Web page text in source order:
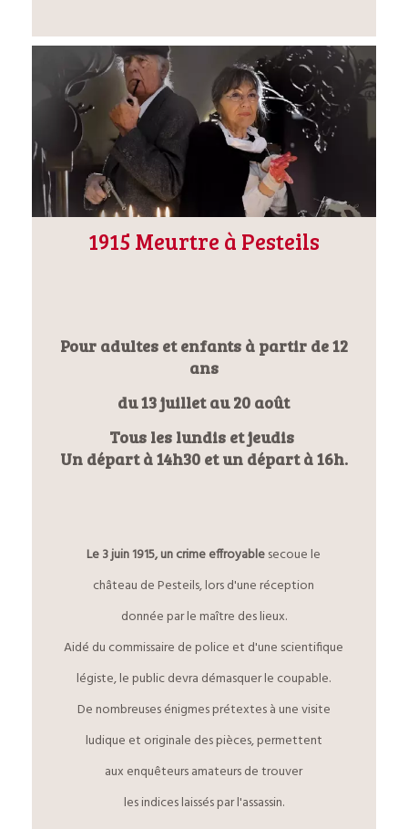
1915 Meurtre à Pesteils
Pour adultes et enfants à partir de 12
ans
du 13 juillet au 20 août
Tous les lundis et jeudis
Un départ à 14h30 et un départ à 16h.
Le 3 juin 1915, un crime effroyablesecoue le
château de Pesteils, lors d'une réception
donnée par le maître des lieux.
Aidé du commissaire de police et d'une scientifique
légiste, le public devra démasquer le coupable.
De nombreuses énigmes prétextes à une visite
ludique et originale des pièces, permettent
aux enquêteurs amateurs de trouver
les indices laissés par l'assassin.